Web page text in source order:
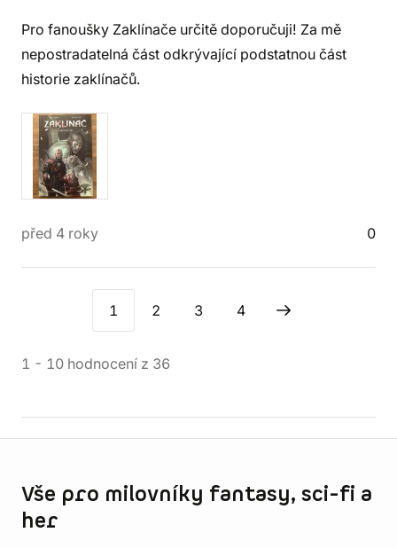
Pro fanoušky Zaklínače určitě doporučuji! Za mě
nepostradatelná část odkrývající podstatnou část
historie zaklínačů.
před 4 roky 0
1 2 3 4
1 - 10 hodnocení z 36
Vše pro milovníky fantasy, sci-fi a
her